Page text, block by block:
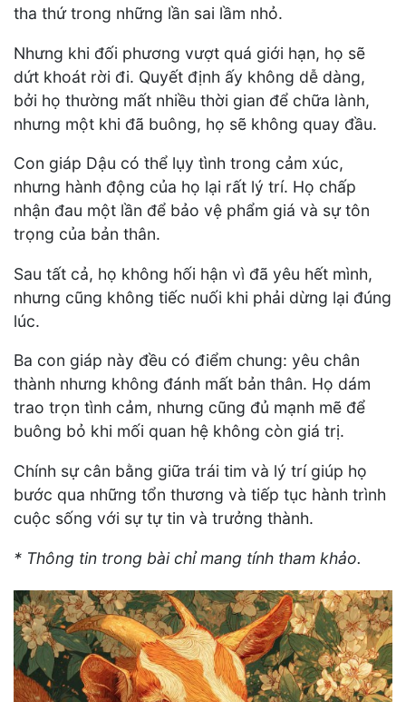
tha thứ trong những lần sai lầm nhỏ.
Nhưng khi đối phương vượt quá giới hạn, họ sẽ
dứt khoát rời đi. Quyết định ấy không dễ dàng,
bởi họ thường mất nhiều thời gian để chữa lành,
nhưng một khi đã buông, họ sẽ không quay đầu.
Con giáp Dậu có thể lụy tình trong cảm xúc,
nhưng hành động của họ lại rất lý trí. Họ chấp
nhận đau một lần để bảo vệ phẩm giá và sự tôn
trọng của bản thân.
Sau tất cả, họ không hối hận vì đã yêu hết mình,
nhưng cũng không tiếc nuối khi phải dừng lại đúng
lúc.
Ba con giáp này đều có điểm chung: yêu chân
thành nhưng không đánh mất bản thân. Họ dám
trao trọn tình cảm, nhưng cũng đủ mạnh mẽ để
buông bỏ khi mối quan hệ không còn giá trị.
Chính sự cân bằng giữa trái tim và lý trí giúp họ
bước qua những tổn thương và tiếp tục hành trình
cuộc sống với sự tự tin và trưởng thành.
* Thông tin trong bài chỉ mang tính tham khảo.